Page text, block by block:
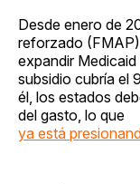
Desde enero de
reforzado
expandir
subsidio cubría el
él, los estados
del gasto, lo que
ya está